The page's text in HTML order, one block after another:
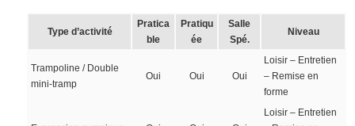
Type d’activité
Pratica
ble
Pratiqu
ée
Salle
Spé.
Niveau
Trampoline / Double
mini-tramp
Oui Oui Oui
Loisir – Entretien
– Remise en
forme
Loisir – Entretien